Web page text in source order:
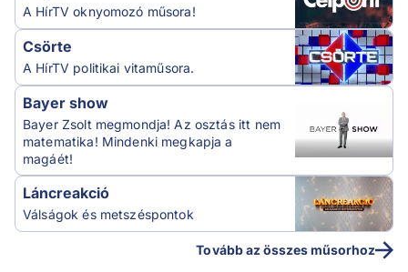
A HírTV oknyomozó műsora!
Csörte
A HírTV politikai vitaműsora.
Bayer show
Bayer Zsolt megmondja! Az osztás itt nem
matematika! Mindenki megkapja a
magáét!
Láncreakció
Válságok és metszéspontok
Tovább az összes műsorhoz